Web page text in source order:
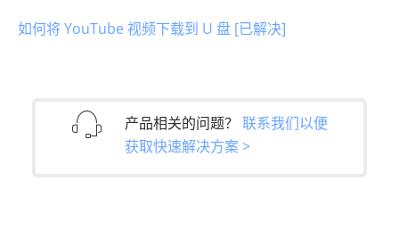
如何将 YouTube 视频下载到 U 盘 [已解决]
产品相关的问题？ 联系我们以便
获取快速解决方案 >